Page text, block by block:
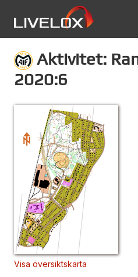
Aktivitet:
2020:6
Visa översiktskarta